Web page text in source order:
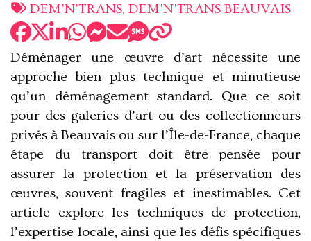
: Tags
:
DEM'N'TRANS, DEM'N'TRANS BEAUVAIS
Déménager une œuvre d’art nécessite une
approche bien plus technique et minutieuse
qu’un déménagement standard. Que ce soit
pour des galeries d’art ou des collectionneurs
privés à Beauvais ou sur l’Île-de-France, chaque
étape du transport doit être pensée pour
assurer la protection et la préservation des
œuvres, souvent fragiles et inestimables. Cet
article explore les techniques de protection,
l’expertise locale, ainsi que les défis spécifiques